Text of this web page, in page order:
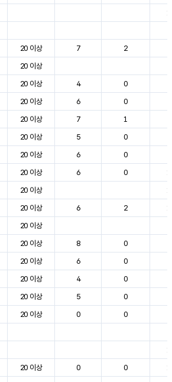
20 이상 7 2
20 이상
20 이상 4 0
20 이상 6 0
20 이상 7 1
20 이상 5 0
20 이상 6 0
20 이상 6 0
20 이상
20 이상 6 2
20 이상
20 이상 8 0
20 이상 6 0
20 이상 4 0
20 이상 5 0
20 이상 0 0
20 이상 0 0